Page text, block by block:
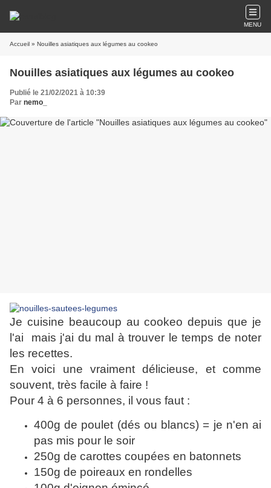
MENU
Accueil » Nouilles asiatiques aux légumes au cookeo
Nouilles asiatiques aux légumes au cookeo
Publié le 21/02/2021 à 10:39
Par nemo_
Je cuisine beaucoup au cookeo depuis que je
l'ai mais j'ai du mal à trouver le temps de noter
les recettes.
En voici une vraiment délicieuse, et comme
souvent, très facile à faire !
Pour 4 à 6 personnes, il vous faut :
400g de poulet (dés ou blancs) = je n'en ai
pas mis pour le soir
250g de carottes coupées en batonnets
150g de poireaux en rondelles